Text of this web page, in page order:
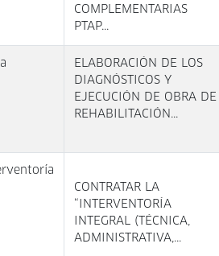
COMPLEMENTARIAS
PTAP...
ELABORACIÓN DE LOS
DIAGNÓSTICOS Y
EJECUCIÓN DE OBRA DE
REHABILITACIÓN...
CONTRATAR LA
“INTERVENTORÍA
INTEGRAL (TÉCNICA,
ADMINISTRATIVA,...